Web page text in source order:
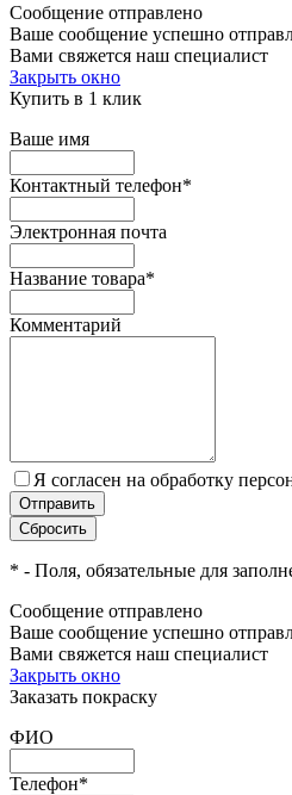
Сообщение отправлено
Ваше сообщение успешно
Вами свяжется наш специалист
Закрыть окно
Купить в 1 клик
Ваше имя
Контактный телефон*
Электронная почта
Название товара*
Комментарий
Я согласен на обработку
* - Поля, обязательные для
Сообщение отправлено
Ваше сообщение успешно
Вами свяжется наш специалист
Закрыть окно
Заказать покраску
ФИО
Телефон*